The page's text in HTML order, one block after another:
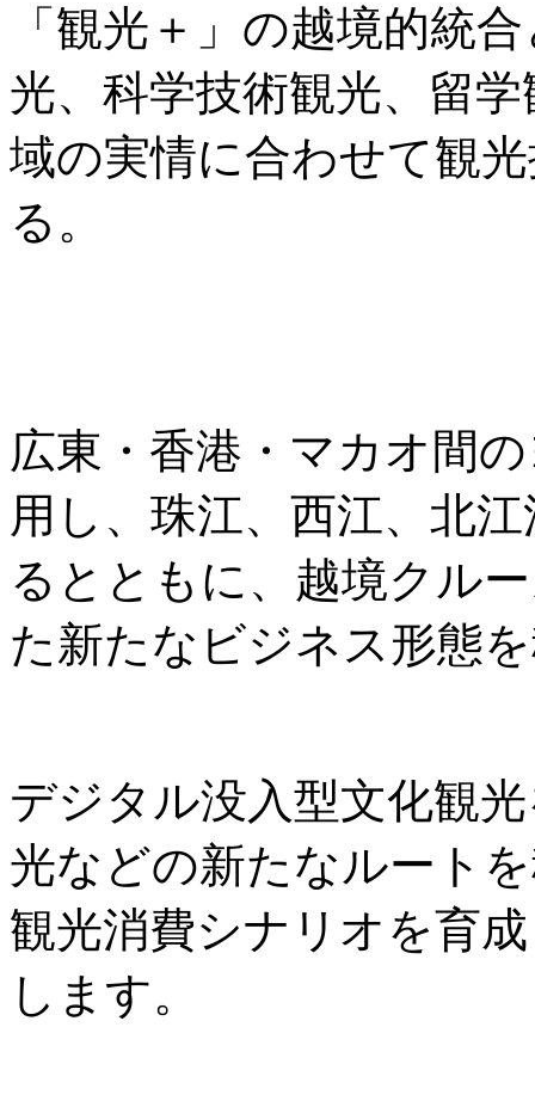
「観光＋」の越境的統
光、科学技術観光、留
域の実情に合わせて観
る。
広東・香港・マカオ間
用し、珠江、西江、北
るとともに、越境クル
た新たなビジネス形態
デジタル没入型文化観
光などの新たなルート
観光消費シナリオを育
します。